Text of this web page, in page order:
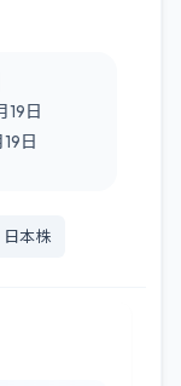
日
日
日本株